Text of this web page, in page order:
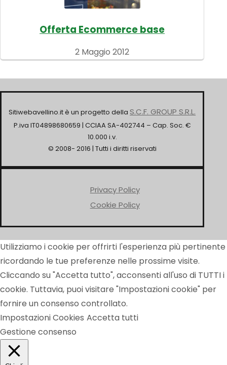
Offerta Ecommerce base
2 Maggio 2012
Sitiwebavellino.it è un progetto dellaS.C.F. GROUP S.R.L.
P.iva IT04898680659 | CCIAA SA-402744 – Cap. Soc. €
10.000 i.v.
© 2008- 2016 | Tutti i diritti riservati
Privacy Policy
Cookie Policy
Utilizziamo i cookie per offrirti l'esperienza più pertinente
ricordando le tue preferenze nelle prossime visite.
Cliccando su "Accetta tutto", acconsenti all'uso di TUTTI i
cookie. Tuttavia, puoi visitare "Impostazioni cookie" per
fornire un consenso controllato.
Impostazioni Cookies Accetta tutti
Gestione consenso